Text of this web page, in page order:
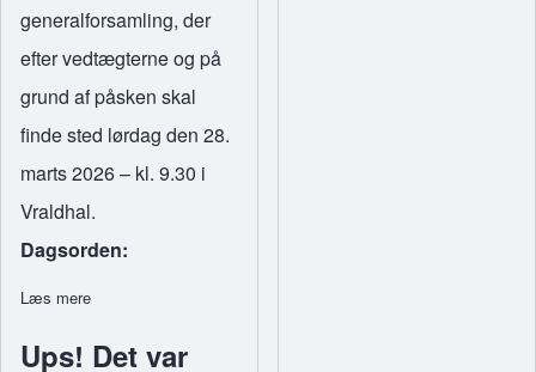
generalforsamling, der
efter vedtægterne og på
grund af påsken skal
finde sted lørdag den 28.
marts 2026 – kl. 9.30 i
Vraldhal.
Dagsorden:
Læs mere
Ups! Det var